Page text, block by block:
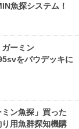
魚探システム！
ーミン
をバウデッキに
ン魚探」買った
用魚群探知機購